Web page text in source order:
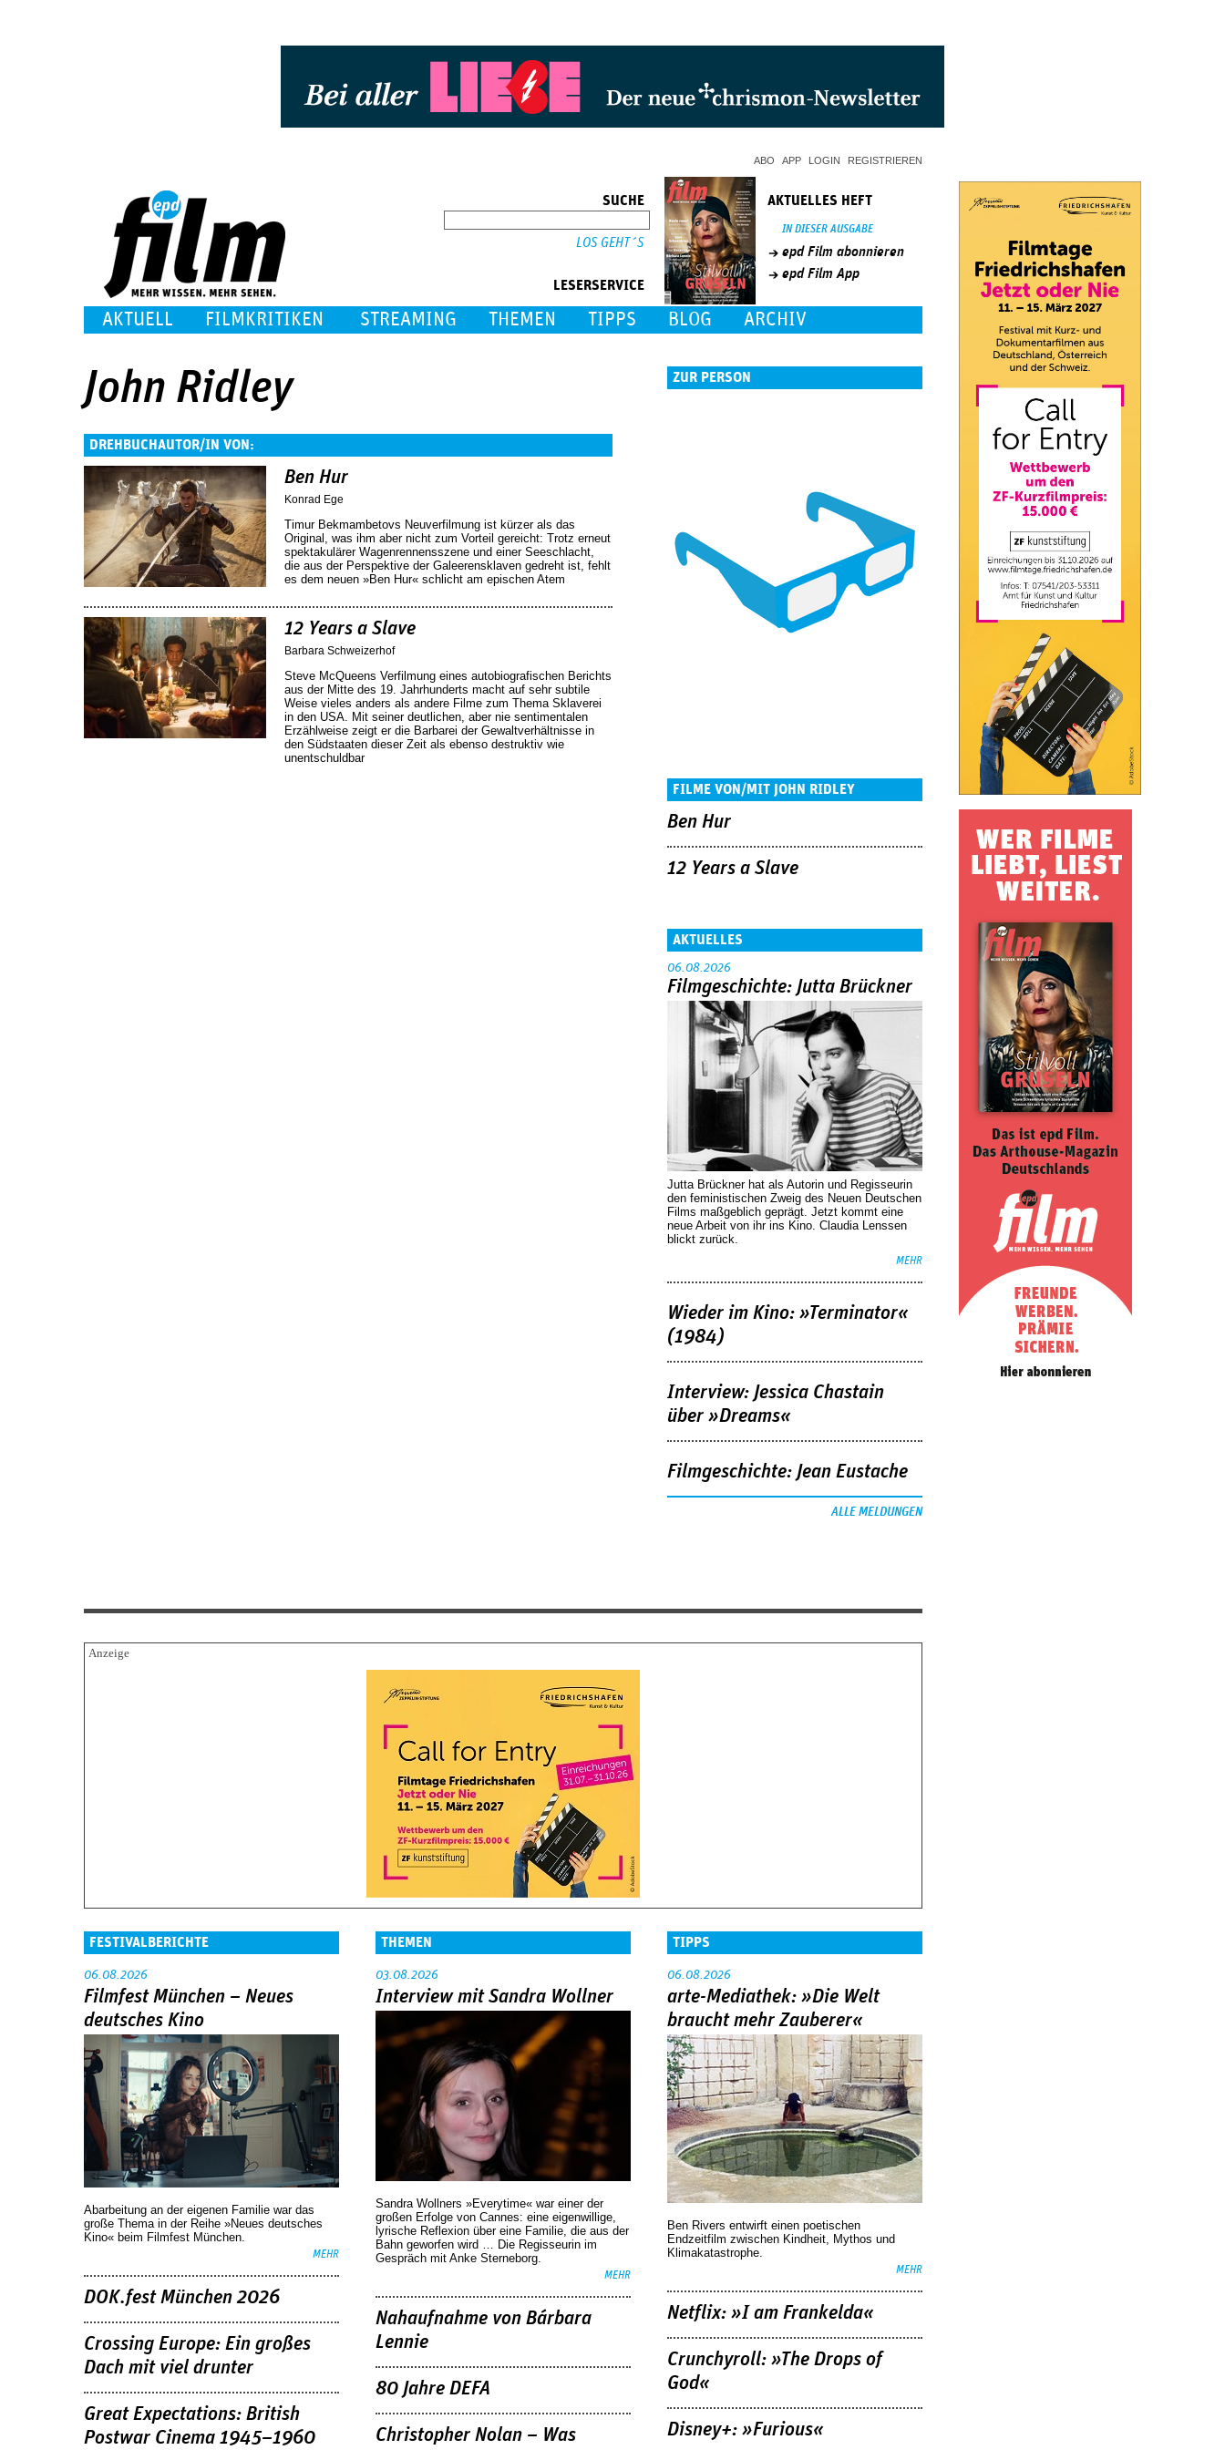
ABO APP LOGIN REGISTRIEREN
SUCHE
LESERSERVICE
AKTUELLES HEFT
IN DIESER AUSGABE
epd Film abonnieren
epd Film App
AKTUELL FILMKRITIKEN STREAMING THEMEN TIPPS BLOG ARCHIV
John Ridley
DREHBUCHAUTOR/IN VON:
Ben Hur
Konrad Ege
Timur Bekmambetovs Neuverfilmung ist kürzer als das
Original, was ihm aber nicht zum Vorteil gereicht: Trotz erneut
spektakulärer Wagenrennensszene und einer Seeschlacht,
die aus der Perspektive der Galeerensklaven gedreht ist, fehlt
es dem neuen »Ben Hur« schlicht am epischen Atem
12 Years a Slave
Barbara Schweizerhof
Steve McQueens Verfilmung eines autobiografischen Berichts
aus der Mitte des 19. Jahrhunderts macht auf sehr subtile
Weise vieles anders als andere Filme zum Thema Sklaverei
in den USA. Mit seiner deutlichen, aber nie sentimentalen
Erzählweise zeigt er die Barbarei der Gewaltverhältnisse in
den Südstaaten dieser Zeit als ebenso destruktiv wie
unentschuldbar
ZUR PERSON
FILME VON/MIT JOHN RIDLEY
Ben Hur
12 Years a Slave
AKTUELLES
06.08.2026
Filmgeschichte: Jutta Brückner
Jutta Brückner hat als Autorin und Regisseurin
den feministischen Zweig des Neuen Deutschen
Films maßgeblich geprägt. Jetzt kommt eine
neue Arbeit von ihr ins Kino. Claudia Lenssen
blickt zurück.
MEHR
Wieder im Kino: »Terminator«
(1984)
Interview: Jessica Chastain
über »Dreams«
Filmgeschichte: Jean Eustache
ALLE MELDUNGEN
FESTIVALBERICHTE
06.08.2026
Filmfest München – Neues
deutsches Kino
Abarbeitung an der eigenen Familie war das
große Thema in der Reihe »Neues deutsches
Kino« beim Filmfest München.
MEHR
DOK.fest München 2026
Crossing Europe: Ein großes
Dach mit viel drunter
Great Expectations: British
Postwar Cinema 1945–1960
THEMEN
03.08.2026
Interview mit Sandra Wollner
Sandra Wollners »Everytime« war einer der
großen Erfolge von Cannes: eine eigenwillige,
lyrische Reflexion über eine ­Familie, die aus der
Bahn geworfen wird … Die Regisseurin im
Gespräch mit Anke Sterneborg.
MEHR
Nahaufnahme von Bárbara
Lennie
80 Jahre DEFA
Christopher Nolan – Was
TIPPS
06.08.2026
arte-Mediathek: »Die Welt
braucht mehr Zauberer«
Ben Rivers entwirft einen poetischen
Endzeitfilm zwischen Kindheit, Mythos und
Klimakatastrophe.
MEHR
Netflix: »I am Frankelda«
Crunchyroll: »The Drops of
God«
Disney+: »Furious«